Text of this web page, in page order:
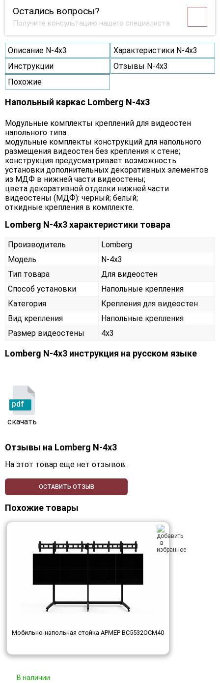
Остались вопросы?
Получите консультацию нашего специалиста
Описание N-4х3
Характеристики N-4х3
Инструкции
Отзывы N-4х3
Похожие
Напольный каркас Lomberg N-4х3
Модульные комплекты креплений для видеостен
напольного типа.
модульные комплекты конструкций для напольного
размещения видеостен без крепления к стене;
конструкция предусматривает возможность
установки дополнительных декоративных элементов
из МДФ в нижней части видеостены;
цвета декоративной отделки нижней части
видеостены (МДФ): черный; белый;
откидные крепления в комплекте.
Lomberg N-4х3 характеристики товара
Производитель
Lomberg
Модель
N-4х3
Тип товара
Для видеостен
Способ установки
Напольные крепления
Категория
Крепления для видеостен
Вид крепления
Напольные крепления
Размер видеостены
4x3
Lomberg N-4х3 инструкция на русском языке
pdf
скачать
Отзывы на Lomberg N-4х3
На этот товар еще нет отзывов.
ОСТАВИТЬ ОТЗЫВ
Похожие товары
Мобильно-напольная стойка АРМЕР ВС5532ОСМ40
В наличии